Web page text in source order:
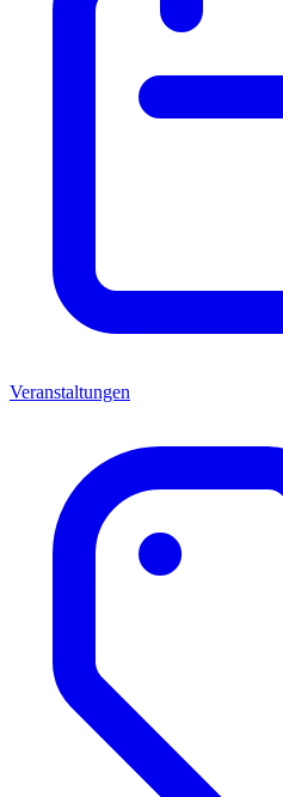
Veranstaltungen